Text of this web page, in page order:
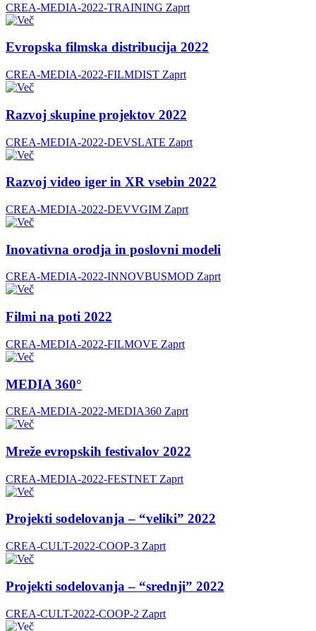
CREA-MEDIA-2022-TRAINING Zaprt
Evropska filmska distribucija 2022
CREA-MEDIA-2022-FILMDIST Zaprt
Razvoj skupine projektov 2022
CREA-MEDIA-2022-DEVSLATE Zaprt
Razvoj video iger in XR vsebin 2022
CREA-MEDIA-2022-DEVVGIM Zaprt
Inovativna orodja in poslovni modeli
CREA-MEDIA-2022-INNOVBUSMOD Zaprt
Filmi na poti 2022
CREA-MEDIA-2022-FILMOVE Zaprt
MEDIA 360°
CREA-MEDIA-2022-MEDIA360 Zaprt
Mreže evropskih festivalov 2022
CREA-MEDIA-2022-FESTNET Zaprt
Projekti sodelovanja – “veliki” 2022
CREA-CULT-2022-COOP-3 Zaprt
Projekti sodelovanja – “srednji” 2022
CREA-CULT-2022-COOP-2 Zaprt